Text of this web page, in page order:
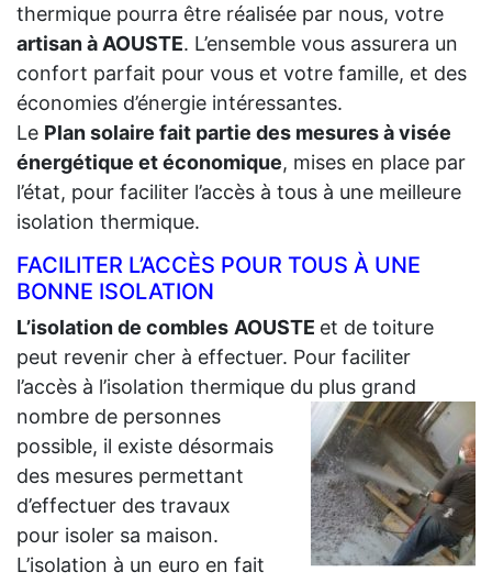
thermique pourra être réalisée par nous, votre
artisan à AOUSTE. L’ensemble vous assurera un
confort parfait pour vous et votre famille, et des
économies d’énergie intéressantes.
Le Plan solaire fait partie des mesures à visée
énergétique et économique, mises en place par
l’état, pour faciliter l’accès à tous à une meilleure
isolation thermique.
FACILITER L’ACCÈS POUR TOUS À UNE
BONNE ISOLATION
L’isolation de combles AOUSTE et de toiture
peut revenir cher à effectuer. Pour faciliter
l’accès à l’isolation thermique du plus grand
nombre de personnes
possible, il existe désormais
des mesures permettant
d’effectuer des travaux
pour isoler sa maison.
L’isolation à un euro en fait